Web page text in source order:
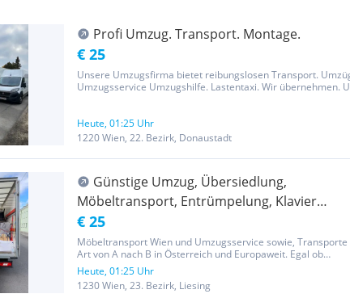
Profi Umzug. Transport. Montage.
€ 25
Unsere Umzugsfirma bietet reibungslosen Transport.
Umzugsservice Umzugshilfe. Lastentaxi. Wir übernehmen.
Einrichtung durch...
Heute, 01:25 Uhr
1220 Wien, 22. Bezirk, Donaustadt
Günstige Umzug, Übersiedlung,
Möbeltransport, Entrümpelung, Klavier
Transport, Flügel Transport, Tresor
Lastentaxi 20m3
€ 25
Möbeltransport Wien und Umzugsservice sowie,
Art von A nach B in Österreich und Europaweit. Egal ob
Waschmaschine, Kühlschrank, Sofa, Kommode oder Kisten wir
transportieren alles sofort und günstig. Abholung von:
Möbelhäusern-IKEA,...
Heute, 01:25 Uhr
1230 Wien, 23. Bezirk, Liesing